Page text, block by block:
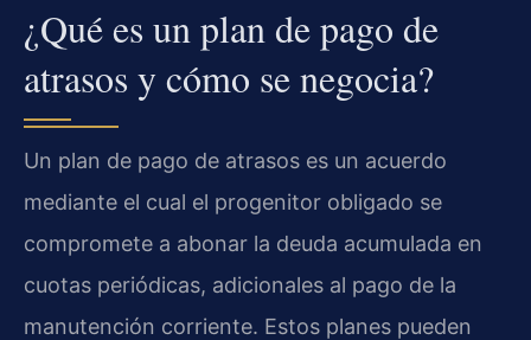
¿Qué es un plan de pago de
atrasos y cómo se negocia?
Un plan de pago de atrasos es un acuerdo
mediante el cual el progenitor obligado se
compromete a abonar la deuda acumulada en
cuotas periódicas, adicionales al pago de la
manutención corriente. Estos planes pueden